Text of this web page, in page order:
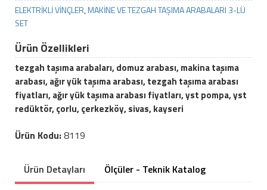
ELEKTRİKLİ VİNÇLER,MAKİNE VE TEZGAH TAŞIMA ARABALARI 3-LÜ
SET
Ürün Özellikleri
tezgah taşıma arabaları, domuz arabası, makina taşıma
arabası, ağır yük taşıma arabası, tezgah taşıma arabası
fiyatları, ağır yük taşıma arabası fiyatları, yst pompa, yst
redüktör, çorlu, çerkezköy, sivas, kayseri
Ürün Kodu:8119
Ürün Detayları
Ölçüler - Teknik Katalog